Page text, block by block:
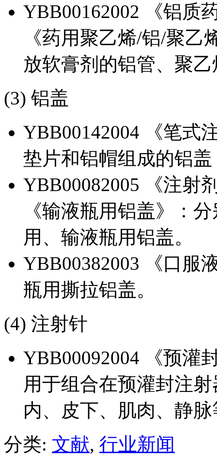
YBB00162002 《铝质
《药用聚乙烯/铝/聚
放软膏剂的铝管、聚
(3) 铝盖
YBB00142004 《笔式
垫片和铝帽组成的铝
YBB00082005 《注射
《输液瓶用铝盖》：
用、输液瓶用铝盖。
YBB00382003 《口服
瓶用撕拉铝盖。
(4) 注射针
YBB00092004 《预灌
用于组合在预灌封注
内、皮下、肌肉、静
分类: 文献, 行业新闻